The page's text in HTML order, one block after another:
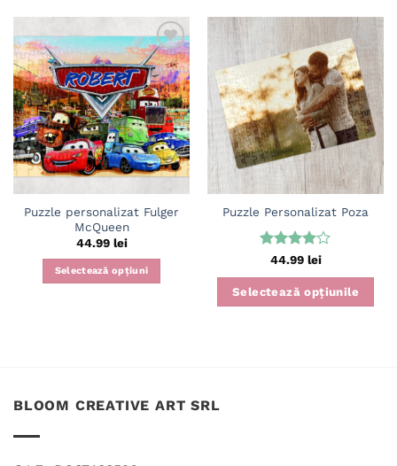
Adaugă
în
wishlist
Puzzle personalizat Fulger
McQueen
44.99 lei
Selectează opțiuni
Adaugă
în
wishlist
Puzzle Personalizat Poza
Evaluat
5
44.99 lei
Selectează opțiunile
BLOOM CREATIVE ART SRL